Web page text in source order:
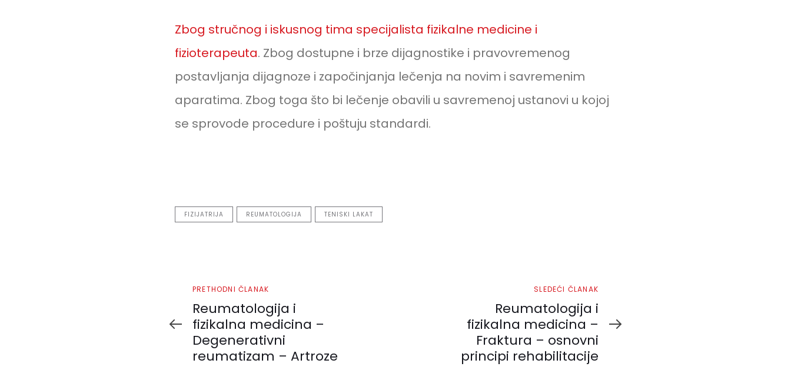
Zbog stručnog i iskusnog tima specijalista fizikalne medicine i
fizioterapeuta. Zbog dostupne i brze dijagnostike i pravovremenog
postavljanja dijagnoze i započinjanja lečenja na novim i savremenim
aparatima. Zbog toga što bi lečenje obavili u savremenoj ustanovi u kojoj
se sprovode procedure i poštuju standardi.
FIZIJATRIJA REUMATOLOGIJA TENISKI LAKAT
Prethodni
članak
PRETHODNI ČLANAK
Reumatologija i
fizikalna medicina –
Degenerativni
reumatizam – Artroze
SLEDEĆI ČLANAK
Reumatologija i
fizikalna medicina –
Fraktura – osnovni
principi rehabilitacije